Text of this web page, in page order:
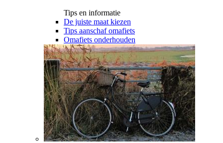
Tips en informatie
De juiste maat kiezen
Tips aanschaf omafiets
Omafiets onderhouden